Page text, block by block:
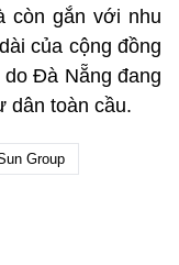
còn gắn với nhu
của cộng đồng
Đà Nẵng đang
dân toàn cầu.
Group